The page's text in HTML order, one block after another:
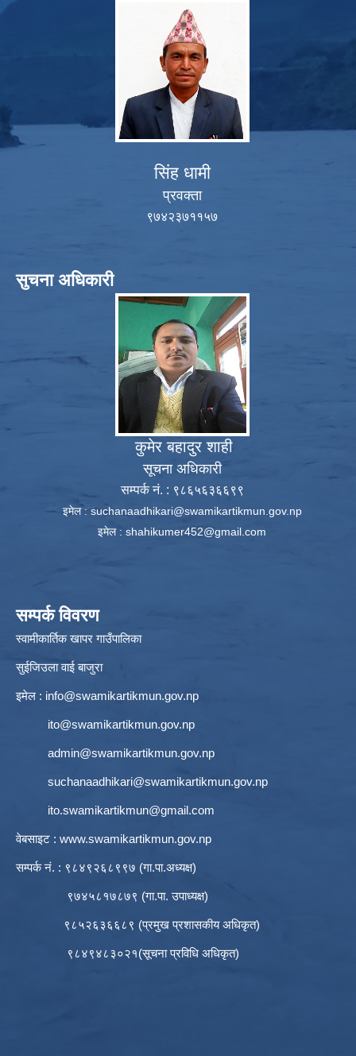
सिंह धामी
प्रवक्ता
९७४२३७११५७
सुचना अधिकारी
कुमेर बहादुर शाही
सूचना अधिकारी
सम्पर्क नं. : ९८६५६३६६९९
इमेल : suchanaadhikari@swamikartikmun.gov.np
इमेल : shahikumer452@gmail.com
सम्पर्क विवरण
स्वामीकार्तिक खापर गाउँपालिका
सुईजिउला वाई बाजुरा
इमेल : info@swamikartikmun.gov.np
ito@swamikartikmun.gov.np
admin@swamikartikmun.gov.np
suchanaadhikari@swamikartikmun.gov.np
ito.swamikartikmun@gmail.com
वेबसाइट : www.swamikartikmun.gov.np
सम्पर्क नं. : ९८४९२६८९९७ (गा.पा.अध्यक्ष)
९७४५८१७८७९ (गा.पा. उपाध्यक्ष)
९८५२६३६६८९ (प्रमुख प्रशासकीय अधिकृत)
९८४९४८३०२१(सूचना प्रविधि अधिकृत)